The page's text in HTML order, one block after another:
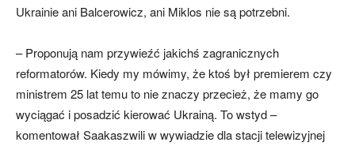
Ukrainie ani Balcerowicz, ani Miklos nie są potrzebni.
– Proponują nam przywieźć jakichś zagranicznych
reformatorów. Kiedy my mówimy, że ktoś był premierem czy
ministrem 25 lat temu to nie znaczy przecież, że mamy go
wyciągać i posadzić kierować Ukrainą. To wstyd –
komentował Saakaszwili w wywiadzie dla stacji telewizyjnej